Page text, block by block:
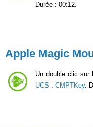
Durée : 00:12.
Apple Magic
Un double clic sur
UCS : CMPTKey.